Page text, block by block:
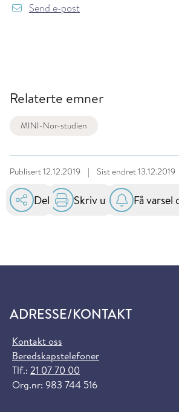
Send e-post
Relaterte emner
MINI-Nor-studien
Publisert12.12.2019 | Sist endret13.12.2019
Del Skriv ut Få
ADRESSE/KONTAKT
Kontakt oss
Beredskapstelefoner
Tlf.: 21 07 70 00
Org.nr: 983 744 516